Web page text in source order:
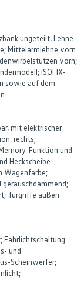
ungeteilt, Lehne
Mittelarmlehne vorn
vorn;
ISOFIX-
sowie auf dem
mit elektrischer
rechts;
Funktion und
Heckscheibe
Wagenfarbe;
Türgriffe außen
Fahrlichtschaltung
und
Scheinwerfer;